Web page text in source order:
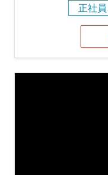
正社員